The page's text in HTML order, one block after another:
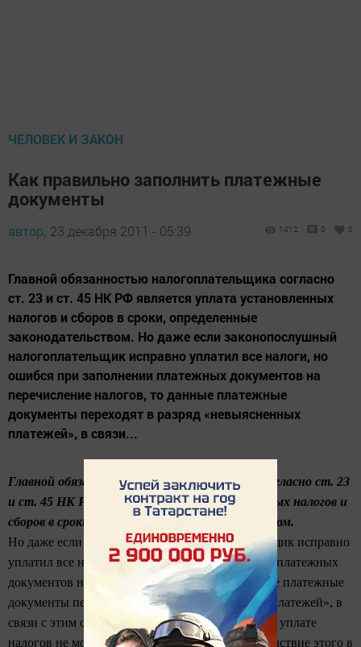
ЧЕЛОВЕК И ЗАКОН
Как правильно заполнить платежные
документы
автор, 23 декабря 2011 - 05:39 1412 0 0
Главной обязанностью налогоплательщика согласно
ст. 23 и ст. 45 НК РФ является уплата установленных
налогов и сборов в сроки, определенные
законодательством. Но даже если законопослушный
налогоплательщик исправно уплатил все налоги, но
ошибся при заполнении платежных документов на
перечисление налогов, то данные платежные
документы переходят в разряд «невыясненных
платежей», в связи...
Главной обязанностью налогоплательщика согласно ст. 23
и ст. 45 НК РФ является уплата установленных налогов и
сборов в сроки, определенные законодательством.
Но даже если законопослушный налогоплательщик исправно
уплатил все налоги, но ошибся при заполнении платежных
документов на перечисление налогов, то данные платежные
документы переходят в разряд «невыясненных платежей», в
связи с этим обязанность налогоплательщика по уплате
налогов не может считаться исполненной. Вследствие этого в